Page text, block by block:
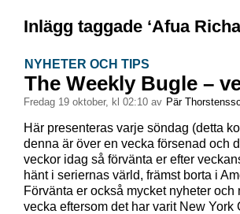
Inlägg taggade ‘Afua
NYHETER OCH TIPS
The Weekly Bugle –
fredag 19 oktober, kl 02:10 av Pär
Här presenteras varje söndag (detta
denna är över en vecka försenad och
veckor idag så förvänta er efter
hänt i seriernas värld, främst borta i
Förvänta er också mycket nyheter
vecka eftersom det har varit New York